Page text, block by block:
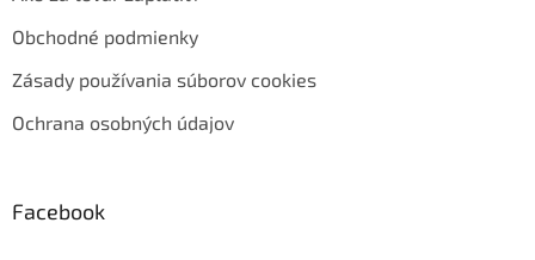
Obchodné podmienky
Zásady používania súborov cookies
Ochrana osobných údajov
Facebook